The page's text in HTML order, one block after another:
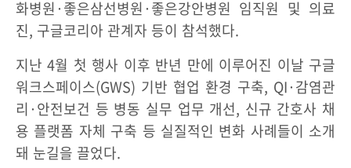
화병원·좋은삼선병원·좋은강안병원 임직원 및 의료
진, 구글코리아 관계자 등이 참석했다.
지난 4월 첫 행사 이후 반년 만에 이루어진 이날 구글
워크스페이스(GWS) 기반 협업 환경 구축, QI·감염관
리·안전보건 등 병동 실무 업무 개선, 신규 간호사 채
용 플랫폼 자체 구축 등 실질적인 변화 사례들이 소개
돼 눈길을 끌었다.